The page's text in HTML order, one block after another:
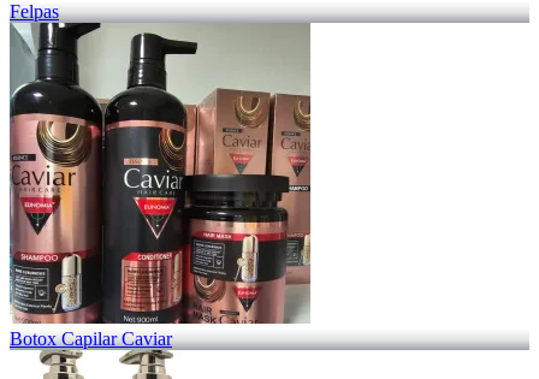
Felpas
Botox Capilar Caviar